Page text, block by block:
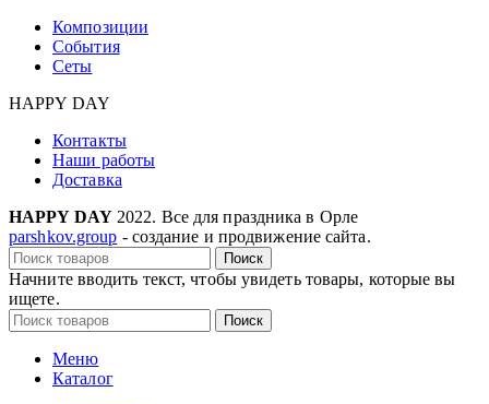
Композиции
События
Сеты
HAPPY DAY
Контакты
Наши работы
Доставка
HAPPY DAY 2022. Все для праздника в Орле
parshkov.group - создание и продвижение сайта.
Поиск
Начните вводить текст, чтобы увидеть товары, которые вы
ищете.
Поиск
Меню
Каталог